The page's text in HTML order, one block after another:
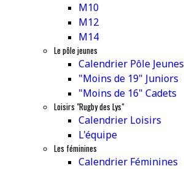
M10
M12
M14
Le pôle jeunes
Calendrier Pôle Jeunes
"Moins de 19" Juniors
"Moins de 16" Cadets
Loisirs "Rugby des Lys"
Calendrier Loisirs
L'équipe
Les féminines
Calendrier Féminines